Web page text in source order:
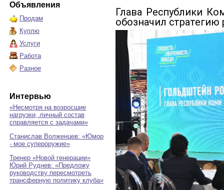
Объявления
Продам
Куплю
Услуги
Работа
Разное
Интервью
«Несмотря на возросшие
нагрузки, личный состав
справляется с задачами»
Станислав Волженцев: «Юмор
- мое супероружие»
Тренер «Новой генерации»
Юрий Руднев: «Предложу
руководству пересмотреть
трансферную политику клуба»
Глава Республики
обозначил стратегию